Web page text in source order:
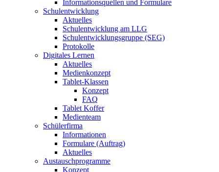
Informationsquellen und Formulare
Schulentwicklung
Aktuelles
Schulentwicklung am LLG
Schulentwicklungsgruppe (SEG)
Protokolle
Digitales Lernen
Aktuelles
Medienkonzept
Tablet-Klassen
Konzept
FAQ
Tablet Koffer
Medienteam
Schülerfirma
Informationen
Formulare (Auftrag)
Aktuelles
Austauschprogramme
Konzept